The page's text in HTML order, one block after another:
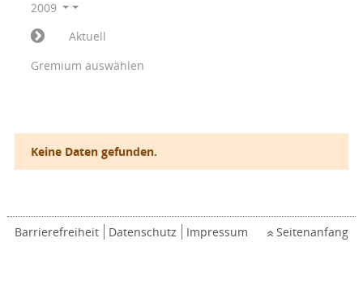
2009
Aktuell
Gremium auswählen
Keine Daten gefunden.
Barrierefreiheit Datenschutz Impressum Seitenanfang